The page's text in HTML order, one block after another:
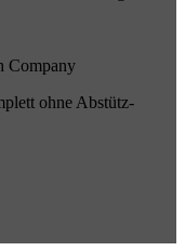
Company
ohne Abstütz-